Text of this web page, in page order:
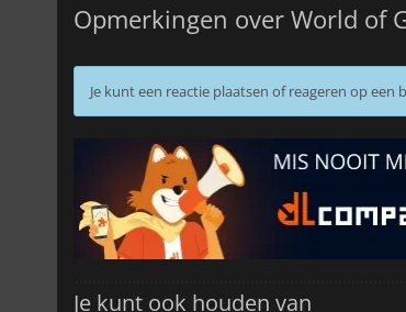
Opmerkingen over World of
Je kunt een reactie plaatsen of reageren op een
Je kunt ook houden van